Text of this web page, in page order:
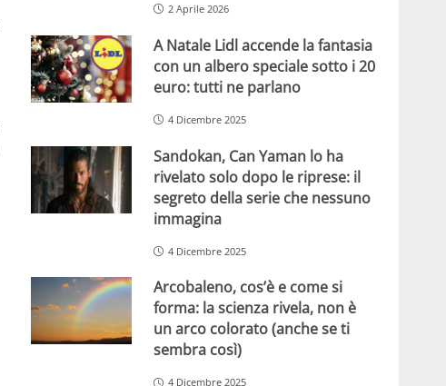
2 Aprile 2026
A Natale Lidl accende la fantasia
con un albero speciale sotto i 20
euro: tutti ne parlano
4 Dicembre 2025
Sandokan, Can Yaman lo ha
rivelato solo dopo le riprese: il
segreto della serie che nessuno
immagina
4 Dicembre 2025
Arcobaleno, cos’è e come si
forma: la scienza rivela, non è
un arco colorato (anche se ti
sembra così)
4 Dicembre 2025